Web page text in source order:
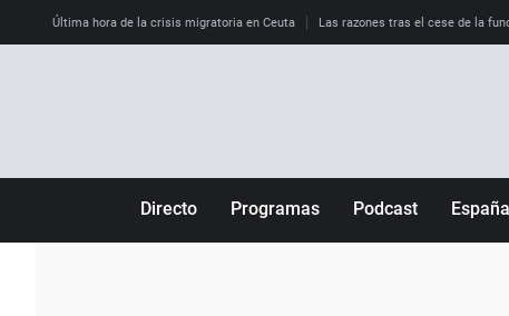
Última hora de la crisis migratoria en Ceuta Las razones tras el cese de la
Directo Programas Podcast España